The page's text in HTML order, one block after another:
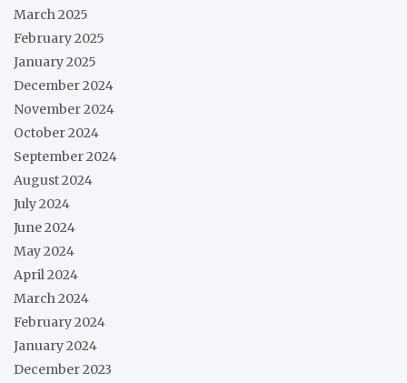
March 2025
February 2025
January 2025
December 2024
November 2024
October 2024
September 2024
August 2024
July 2024
June 2024
May 2024
April 2024
March 2024
February 2024
January 2024
December 2023